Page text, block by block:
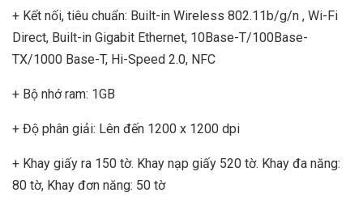
+ Kết nối, tiêu chuẩn: Built-in Wireless 802.11b/g/n , Wi-Fi
Direct, Built-in Gigabit Ethernet, 10Base-T/100Base-
TX/1000 Base-T, Hi-Speed 2.0, NFC
+ Bộ nhớ ram: 1GB
+ Độ phân giải: Lên đến 1200 x 1200 dpi
+ Khay giấy ra 150 tờ. Khay nạp giấy 520 tờ. Khay đa năng:
80 tờ, Khay đơn năng: 50 tờ